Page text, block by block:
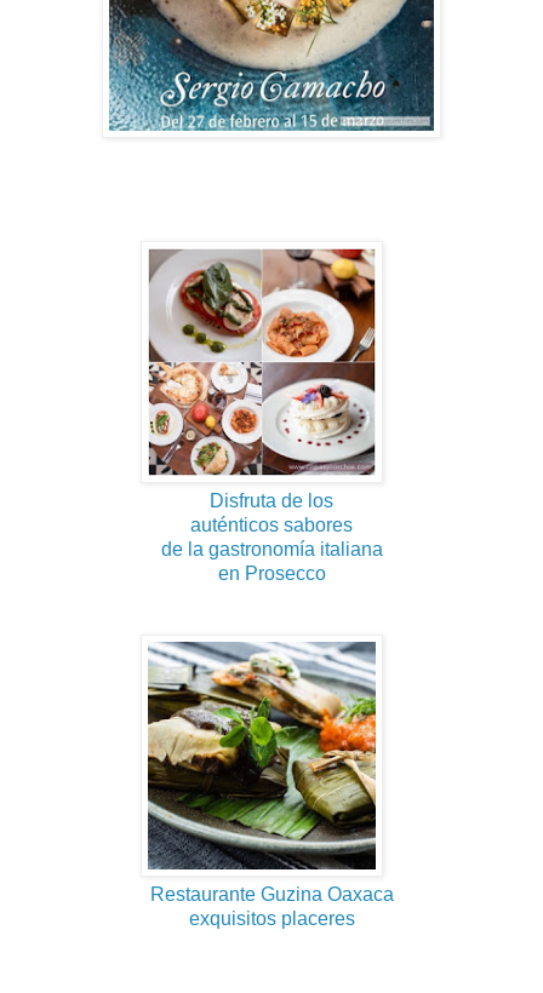
Disfruta de los
auténticos sabores
de la gastronomía italiana
en Prosecco
Restaurante Guzina Oaxaca
exquisitos placeres